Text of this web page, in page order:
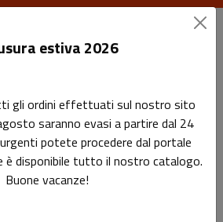
Moretti
Moretti
estiva 2026
gli ordini effettuati sul nostro sito
saranno evasi a partire dal 24
potete procedere dal portale
è disponibile tutto il nostro catalogo.
Buone vacanze!